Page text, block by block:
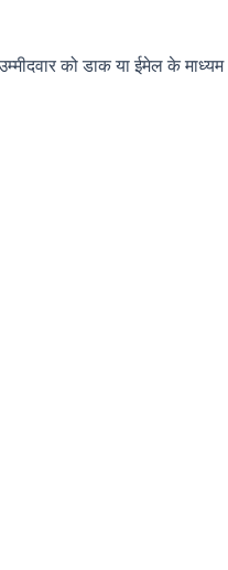
को डाक या ईमेल के माध्यम